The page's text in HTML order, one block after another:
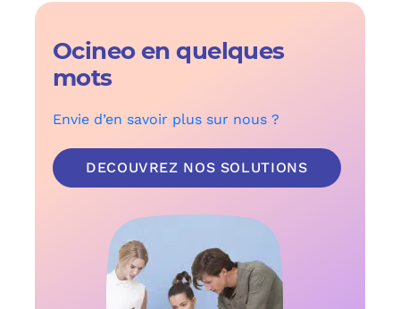
Ocineo en quelques
mots
Envie d’en savoir plus sur nous ?
DECOUVREZ NOS SOLUTIONS